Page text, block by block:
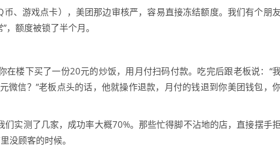
、游戏点卡），美团那边审核严，容易直接冻结额度。我们有个朋友
，额度被锁了半个月。
在楼下买了一份20元的炒饭，用月付扫码付款。吃完后跟老板说：“
微信？”老板点头的话，他就操作退款，月付的钱退到你美团钱包，
实测了几家，成功率大概70%。那些忙得脚不沾地的店，直接摆手拒
没顾客的时候。